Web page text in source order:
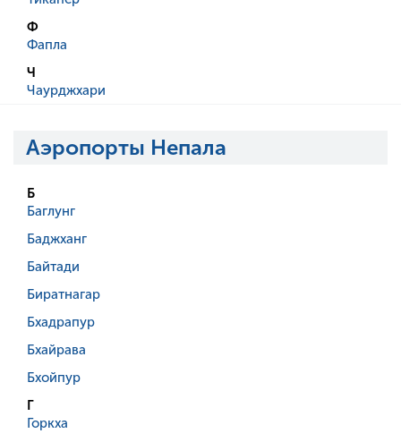
Ф
Фапла
Ч
Чаурджхари
Аэропорты Непала
Б
Баглунг
Баджханг
Байтади
Биратнагар
Бхадрапур
Бхайрава
Бхойпур
Г
Горкха